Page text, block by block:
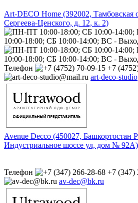
Art-DECO Home (392002, Тамбовская
Сергеева-Ценского, д. 12, к. 2)
10:00-18:00; СБ 10:00-14:00; ВС -
10:00-18:00; СБ 10:00-14:00; ВС -
Телефон
+7
art-deco-
Avenue Decco (450027, Башкортостан
Индустриальное шоссе ул, дом № 92А)
Телефон
+7 (347)
av-dec@bk.ru